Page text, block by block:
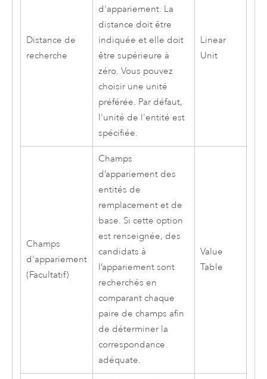
Distance de
recherche
d'appariement. La
distance doit être
indiquée et elle doit
être supérieure à
zéro. Vous pouvez
choisir une unité
préférée. Par défaut,
l'unité de l'entité est
spécifiée.
Linear
Unit
Champs
d'appariement
(Facultatif)
Champs
d’appariement des
entités de
remplacement et de
base. Si cette option
est renseignée, des
candidats à
l’appariement sont
recherchés en
comparant chaque
paire de champs afin
de déterminer la
correspondance
adéquate.
Value
Table